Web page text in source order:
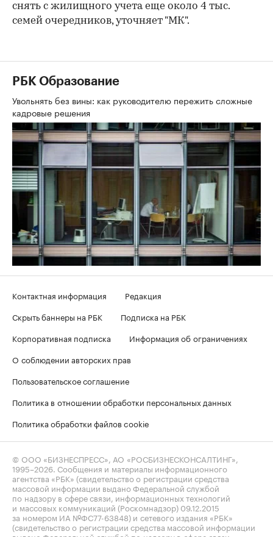
снять с жилищного учета еще около 4 тыс.
семей очередников, уточняет "МК".
РБК Образование
Увольнять без вины: как руководителю пережить сложные
кадровые решения
Контактная информация
Редакция
Скрыть баннеры на РБК
Подписка на РБК
Корпоративная подписка
Информация об ограничениях
О соблюдении авторских прав
Пользовательское соглашение
Политика в отношении обработки персональных данных
Политика обработки файлов cookie
© ООО «БИЗНЕСПРЕСС», АО «РОСБИЗНЕСКОНСАЛТИНГ»,
1995–2026 . Сообщения и материалы информационного
агентства «РБК» (свидетельство о регистрации средства
массовой информации выдано Федеральной службой
по надзору в сфере связи, информационных технологий
и массовых коммуникаций (Роскомнадзор) 09.12.2015
за номером ИА №ФС77-63848) и сетевого издания «РБК»
(свидетельство о регистрации средства массовой информации